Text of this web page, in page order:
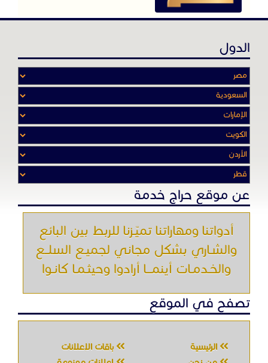
الدول
عن موقع حراج خدمة
أدواتنا ومهاراتنا تميّـزنا للربط بين البائع
والشـاري بشكل مجاني لجميـع السلــع
والخـدمـات أينمـــا أرادوا وحيثـمـا كانـوا
تصفح في الموقع
الرئيسية
باقات الإعلانات